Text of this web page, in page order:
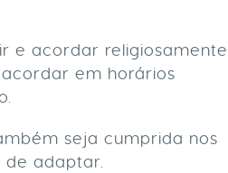
e acordar religiosamente
em horários
seja cumprida nos
de adaptar.